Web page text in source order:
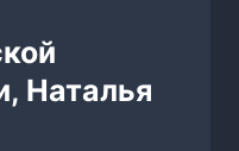
Наталья